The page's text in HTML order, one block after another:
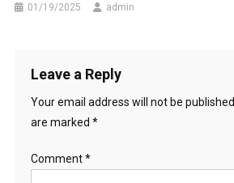
01/19/2025 admin
Leave a Reply
Your email address will not be published.
are marked *
Comment*